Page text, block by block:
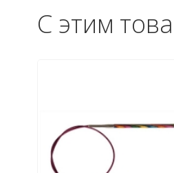
С этим